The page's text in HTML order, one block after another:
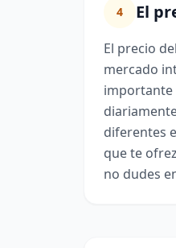
4 El
El precio
mercado
importante
diferentes
que te
no dudes